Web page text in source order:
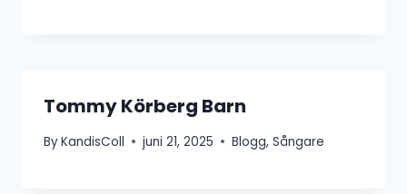
Tommy Körberg Barn
ByKandisColl juni 21, 2025 Blogg,Sångare